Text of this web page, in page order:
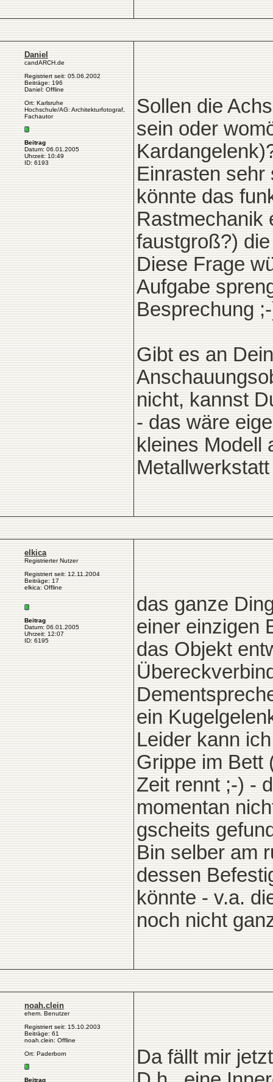
Daniel
candARCH.de
Registriert seit: 05.06.2002
Beiträge: 196
Daniel: Offline
Ort: Karlsruhe
Hochschule/AG: Architekturfotograf,
Fachautor
Beitrag
Datum: 06.01.2005
Uhrzeit: 10:49
ID: 6193
Sollen die
sein oder
Einrasten sehr
könnte das
Rastmechanik
faustgroß?)
Diese Frage
Aufgabe
Besprechung
Gibt es an
nicht, kannst
- das wäre
kleines Modell
elkica
Registrierter Nutzer
Registriert seit: 12.11.2004
Beiträge: 17
elkica: Offline
Beitrag
Datum: 06.01.2005
Uhrzeit: 12:07
ID: 6195
das ganze
einer einzigen
das Objekt
ein
Leider kann
Grippe im Bett
Zeit rennt ;-) -
momentan
gscheits
Bin selber am
dessen
könnte - v.a.
noch nicht
noah.clein
ehem. Benutzer
Registriert seit: 15.10.2003
Beiträge: 61
noah.clein: Offline
Ort: Paderborn
Beitrag
Da fällt mir